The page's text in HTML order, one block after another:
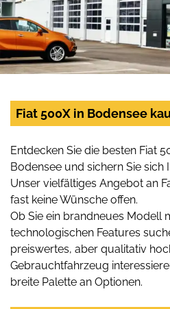
Fiat 500X in Bodensee
Entdecken Sie die besten Fiat
Bodensee und sichern Sie sich
Unser vielfältiges Angebot an
fast keine Wünsche offen.
Ob Sie ein brandneues Modell
technologischen Features
preiswertes, aber qualitativ
Gebrauchtfahrzeug
breite Palette an Optionen.